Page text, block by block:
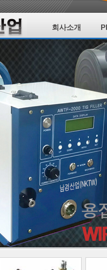
회사소개